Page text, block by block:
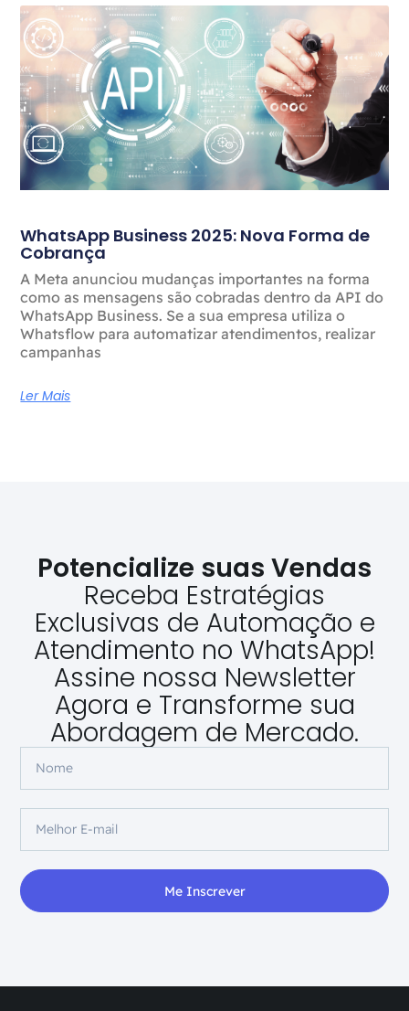
WhatsApp Business 2025: Nova Forma de
Cobrança
A Meta anunciou mudanças importantes na forma
como as mensagens são cobradas dentro da API do
WhatsApp Business. Se a sua empresa utiliza o
Whatsflow para automatizar atendimentos, realizar
campanhas
Ler Mais
Potencialize suas Vendas
Receba Estratégias
Exclusivas de Automação e
Atendimento no WhatsApp!
Assine nossa Newsletter
Agora e Transforme sua
Abordagem de Mercado.
Me Inscrever